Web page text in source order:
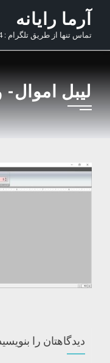
Skip
content
آرما رایانه
تماس تنها از طریق تلگرام : 09358080934 سارمی
لیبل اموال-
دیدگاهتان را